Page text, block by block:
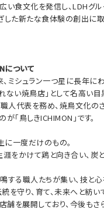
い食文化を発信し、LDHグ
した新たな食体験の創出に
について
ミシュラン一つ星に長年に
ない焼鳥店」として名高い目
人代表を務め、焼鳥文化の
「鳥しきICHIMON」です。
一度だけのもの。
涯をかけて鶏と向き合い、炭
する職人たちが集い、技と心
守り、育て、未来へと紡いで
舗を展開しており、今後も